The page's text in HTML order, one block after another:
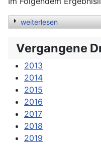
weiterlesen
Vergangene
2013
2014
2015
2016
2017
2018
2019